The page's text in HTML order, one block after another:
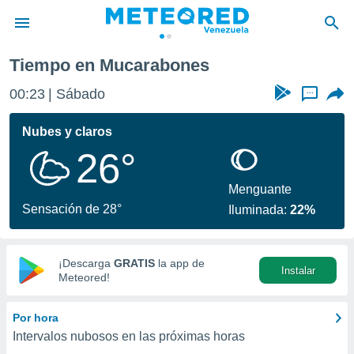
de
ha
calidad.
a este
las
y
digital
basada
Tiempo en Mucarabones
00:23 Sábado ...
Nubes y claros
26°
Sensación de 28°
Menguante
Iluminada:22%
¡Descarga GRATIS la app de
Meteored!
Instalar
Por hora
Intervalos nubosos en las próximas horas